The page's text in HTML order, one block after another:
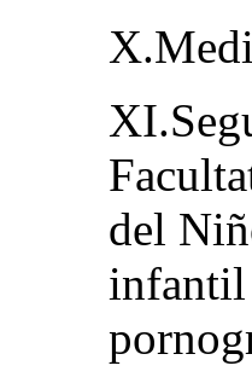
del
infantil